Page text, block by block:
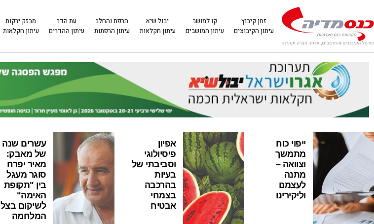
זמן קיבוץ
עיתון הקיבוצים
קו למושב
עיתון המושבים
יבול שיא
עיתון חקלאות
הרפת והחלב
עיתון הרפתות
עת הדר
עיתון ההדרים
מבזק ירקות
עיתון חקלאות
ייפוי כוח
מתמשך
וצוואה –
מתנה
לעצמנו
וליקירינו
אפיון
פיסיולוגי
וסביבתי של
בעיות
בהרכבה
בצמחי
אבטיח
עשרים שנה
של מאבק:
מאיר יפרח
סוגר מעגל
בין "תקופת
האימה"
לשיקום בצל
המלחמה